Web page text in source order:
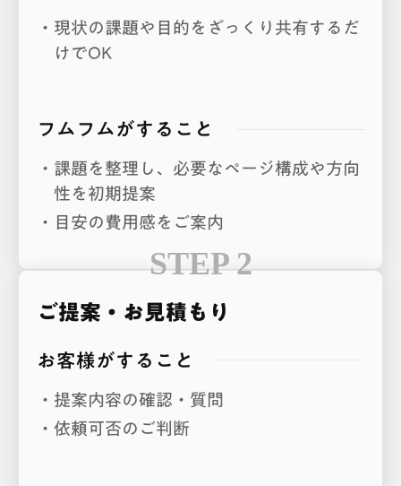
現状の課題や目的をざっくり共有するだ
けでOK
フムフムがすること
課題を整理し、必要なページ構成や方向
性を初期提案
目安の費用感をご案内
ご提案・お見積もり
お客様がすること
提案内容の確認・質問
依頼可否のご判断